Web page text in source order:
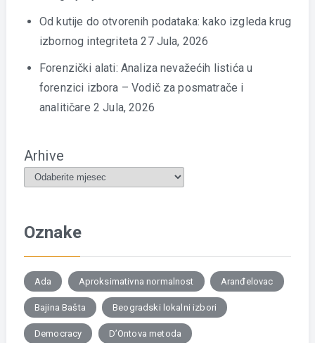
Od kutije do otvorenih podataka: kako izgleda krug
izbornog integriteta 27 Jula, 2026
Forenzički alati: Analiza nevažećih listića u
forenzici izbora – Vodič za posmatrače i
analitičare 2 Jula, 2026
Arhive
Oznake
Ada Aproksimativna normalnost Aranđelovac
Bajina Bašta Beogradski lokalni izbori
Democracy D’Ontova metoda